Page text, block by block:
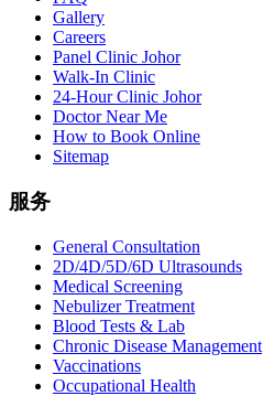
Gallery
Careers
Panel Clinic Johor
Walk-In Clinic
24-Hour Clinic Johor
Doctor Near Me
How to Book Online
Sitemap
服务
General Consultation
2D/4D/5D/6D Ultrasounds
Medical Screening
Nebulizer Treatment
Blood Tests & Lab
Chronic Disease Management
Vaccinations
Occupational Health